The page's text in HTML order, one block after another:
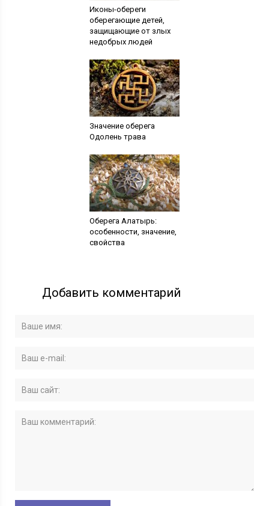
Иконы-обереги
оберегающие детей,
защищающие от злых
недобрых людей
Значение оберега
Одолень трава
Оберега Алатырь:
особенности, значение,
свойства
Добавить комментарий